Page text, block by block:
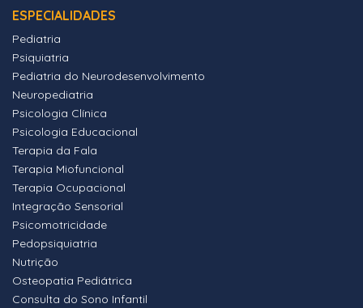
ESPECIALIDADES
Pediatria
Psiquiatria
Pediatria do Neurodesenvolvimento
Neuropediatria
Psicologia Clínica
Psicologia Educacional
Terapia da Fala
Terapia Miofuncional
Terapia Ocupacional
Integração Sensorial
Psicomotricidade
Pedopsiquiatria
Nutrição
Osteopatia Pediátrica
Consulta do Sono Infantil